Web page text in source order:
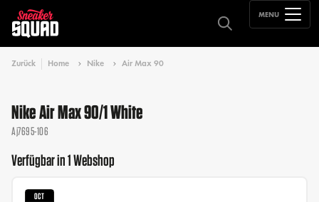
MENU
Zurück Home Nike Air Max 90
Nike Air Max 90/1 White
Aj7695-106
Verfügbar in 1 Webshop
OCT